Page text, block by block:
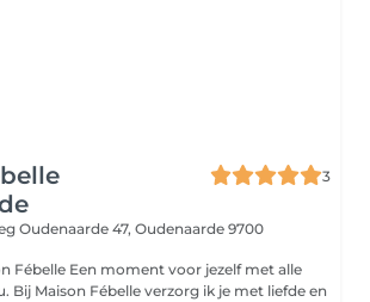
3
Oudenaarde 47, Oudenaarde 9700
voor jezelf met alle
en